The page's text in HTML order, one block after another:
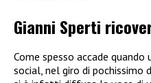
Gianni Sperti
Come spesso accade
social, nel giro di